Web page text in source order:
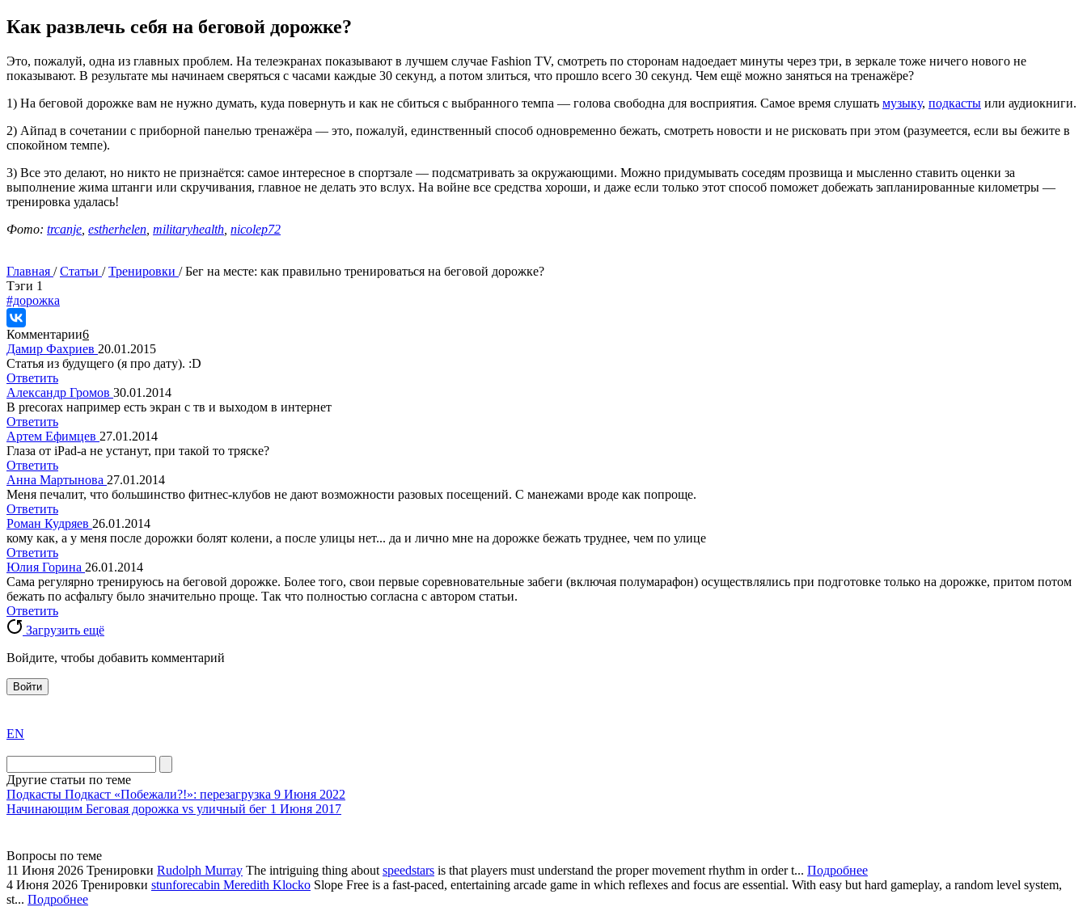
Как развлечь себя на беговой дорожке?
Это, пожалуй, одна из главных проблем. На телеэкранах показывают в лучшем случае Fashion TV, смотреть по сторонам надоедает минуты через три, в зеркале тоже ничего нового не
показывают. В результате мы начинаем сверяться с часами каждые 30 секунд, а потом злиться, что прошло всего 30 секунд. Чем ещё можно заняться на тренажёре?
1) На беговой дорожке вам не нужно думать, куда повернуть и как не сбиться с выбранного темпа — голова свободна для восприятия. Самое время слушать музыку, подкасты или аудиокниги.
2) Айпад в сочетании с приборной панелью тренажёра — это, пожалуй, единственный способ одновременно бежать, смотреть новости и не рисковать при этом (разумеется, если вы бежите в
спокойном темпе).
3) Все это делают, но никто не признаётся: самое интересное в спортзале — подсматривать за окружающими. Можно придумывать соседям прозвища и мысленно ставить оценки за
выполнение жима штанги или скручивания, главное не делать это вслух. На войне все средства хороши, и даже если только этот способ поможет добежать запланированные километры —
тренировка удалась!
Фото: trcanje estherhelen militaryhealth nicolep72
Главная /Статьи /Тренировки /Бег на месте: как правильно тренироваться на беговой дорожке?
Tэги 1
#дорожка
Комментарии6
Дамир Фахриев 20.01.2015
Статья из будущего (я про дату). :D
Ответить
Александр Громов 30.01.2014
В precorах например есть экран с тв и выходом в интернет
Ответить
Артем Ефимцев 27.01.2014
Глаза от iPad-a не устанут, при такой то тряске?
Ответить
Анна Мартынова 27.01.2014
Меня печалит, что большинство фитнес-клубов не дают возможности разовых посещений. С манежами вроде как попроще.
Ответить
Роман Кудряев 26.01.2014
кому как, а у меня после дорожки болят колени, а после улицы нет... да и лично мне на дорожке бежать труднее, чем по улице
Ответить
Юлия Горина 26.01.2014
Сама регулярно тренируюсь на беговой дорожке. Более того, свои первые соревновательные забеги (включая полумарафон) осуществлялись при подготовке только на дорожке, притом потом
бежать по асфальту было значительно проще. Так что полностью согласна с автором статьи.
Ответить
Загрузить ещё
Войдите, чтобы добавить комментарий
Войти
the
division
agent
watch
replica
areas.
swiss
replica
EN
Другие статьи по теме
Подкасты Подкаст «Побежали?!»: перезагрузка 9 Июня 2022
Начинающим Беговая дорожка vs уличный бег 1 Июня 2017
Вопросы по теме
11 Июня 2026 Тренировки Rudolph Murray The intriguing thing about speedstars is that players must understand the proper movement rhythm in order t... Подробнее
4 Июня 2026 Тренировки stunforecabin Meredith Klocko Slope Free is a fast-paced, entertaining arcade game in which reflexes and focus are essential. With easy but hard gameplay, a random level system,
st... Подробнее